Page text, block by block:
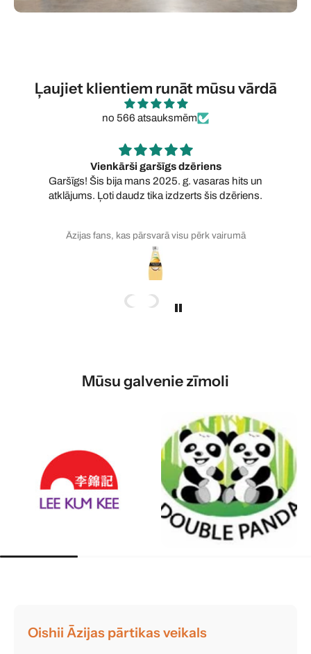
Ļaujiet klientiem runāt mūsu vārdā
no 566 atsauksmēm
Vienkārši garšīgs dzēriens
Garšīgs! Šis bija mans 2025. g. vasaras hits un
atklājums. Ļoti daudz tika izdzerts šis dzēriens.
Āzijas fans, kas pārsvarā visu pērk vairumā
Mūsu galvenie zīmoli
Oishii Āzijas pārtikas veikals